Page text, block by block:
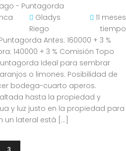
- Puntagorda
Gladys
Riego
11 meses
tiempo
Antes: 160000 + 3 %
140000 + 3 % Comisión Topo
Ideal para sembrar
o limones. Posibilidad de
bodega-cuarto aperos.
hasta la propiedad y
y luz justo en la propiedad para
un lateral está […]
3